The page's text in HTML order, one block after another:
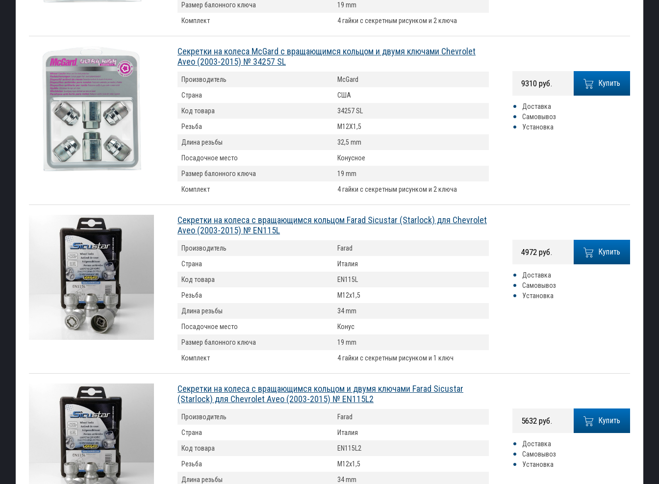
Размер балонного ключа
19 mm
Комплект
4 гайки с секретным рисунком и 2 ключа
Секретки на колеса McGard с вращающимся кольцом и двумя ключами Chevrolet
Aveo (2003-2015) № 34257 SL
Купить
9310 руб.
Доставка
Самовывоз
Установка
Производитель
McGard
Страна
США
Код товара
34257 SL
Резьба
M12X1,5
Длина резьбы
32,5 mm
Посадочное место
Конусное
Размер балонного ключа
19 mm
Комплект
4 гайки с секретным рисунком и 2 ключа
Секретки на колеса с вращающимся кольцом Farad Sicustar (Starlock) для Chevrolet
Aveo (2003-2015) № EN115L
Купить
4972 руб.
Доставка
Самовывоз
Установка
Производитель
Farad
Страна
Италия
Код товара
EN115L
Резьба
M12x1,5
Длина резьбы
34 mm
Посадочное место
Конус
Размер балонного ключа
19 mm
Комплект
4 гайки с секретным рисунком и 1 ключ
Секретки на колеса с вращающимся кольцом и двумя ключами Farad Sicustar
(Starlock) для Chevrolet Aveo (2003-2015) № EN115L2
Купить
5632 руб.
Доставка
Самовывоз
Установка
Производитель
Farad
Страна
Италия
Код товара
EN115L2
Резьба
M12x1,5
Длина резьбы
34 mm